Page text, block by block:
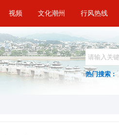
视频 文化潮州 行风热线
热门搜索 :